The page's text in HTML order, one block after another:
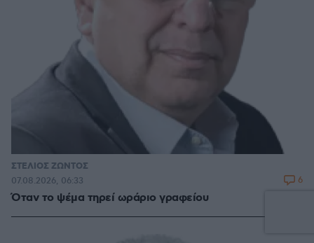
ΣΤΕΛΙΟΣ ΖΩΝΤΟΣ
Όταν το ψέμα τηρεί ωράριο γραφείου
07.08.2026, 06:33 6